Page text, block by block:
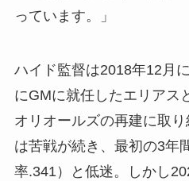
っています。」
ハイド監督は2018年12月
にGMに就任したエリアス
オリオールズの再建に取
は苦戦が続き、最初の3年
率.341）と低迷。しかし